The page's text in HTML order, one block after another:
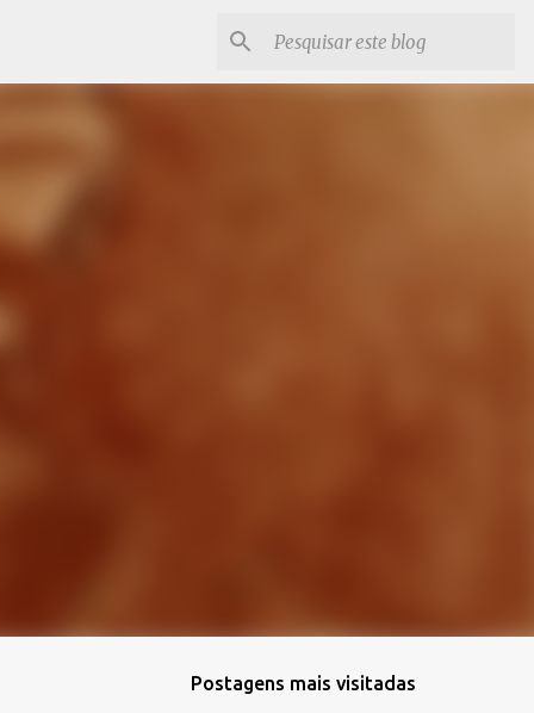
Postagens mais visitadas